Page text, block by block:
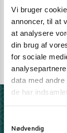
Vi bruger
annoncer, til at
at analysere
din brug af
for sociale
data med
de har
Nødvendig
Vi
Derfor har
5 stjerner på